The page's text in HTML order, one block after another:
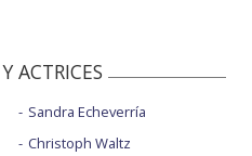
ACTRICES
Sandra Echeverría
Christoph Waltz